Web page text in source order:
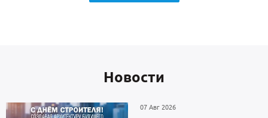
Новоcти
07 Авг 2026